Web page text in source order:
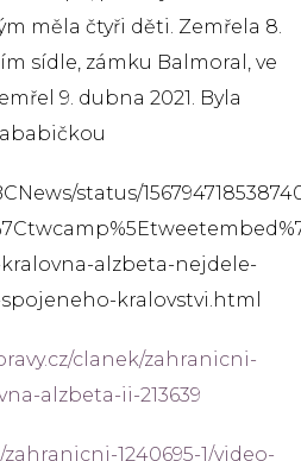
měla čtyři děti. Zemřela 8.
sídle, zámku Balmoral, ve
9. dubna 2021. Byla
status/
alzbeta-nejdele-
kralovstvi.html
clanek/zahranicni-
alzbeta-ii-213639
1240695-1/video-